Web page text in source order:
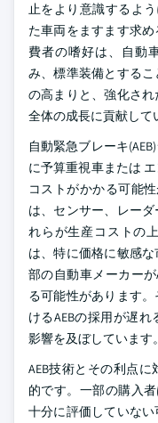
止をより意識するよ
た車両をますます求
費者の嗜好は、自動
み、標準装備とする
の高まりと、強化さ
全体の成長に貢献して
自動緊急ブレーキ
に予算重視車または
コストがかかる可能
は、センサー、レー
れらが生産コストの
は、特に価格に敏感
部の自動車メーカー
る可能性があります
けるAEBの採用が遅
影響を及ぼしています。
AEB技術とその利点
的です。一部の購入
十分に評価していな